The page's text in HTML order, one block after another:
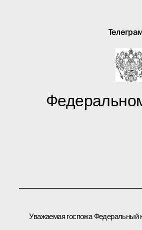
Уважаемая госпожа Федеральный